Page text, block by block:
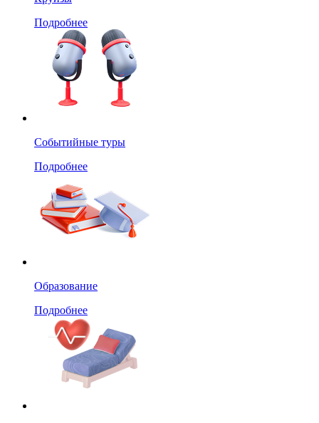
Подробнее
Событийные туры
Подробнее
Образование
Подробнее